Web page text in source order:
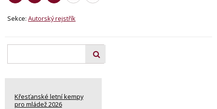
Sekce: Autorský rejstřík
Křesťanské letní kempy
pro mládež 2026